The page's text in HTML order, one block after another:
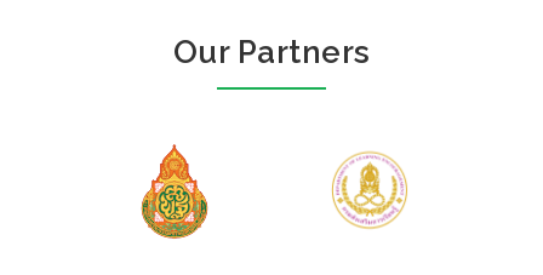
หนังสือเรียน
Author :กระทรวงศึกษาธิการเมีย
นมา
หนังสือเรียนหลักสูตร
เมียนมา วิชาทัศน
ศิลป์ เกรด 1
Our Partners